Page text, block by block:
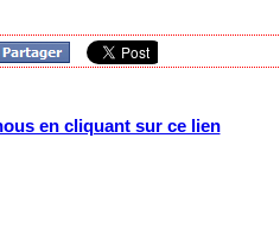
en cliquant sur ce lien